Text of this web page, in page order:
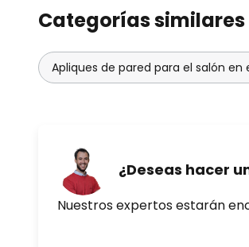
Categorías similares
Apliques de pared para el salón en
¿Deseas hacer
Nuestros expertos estarán